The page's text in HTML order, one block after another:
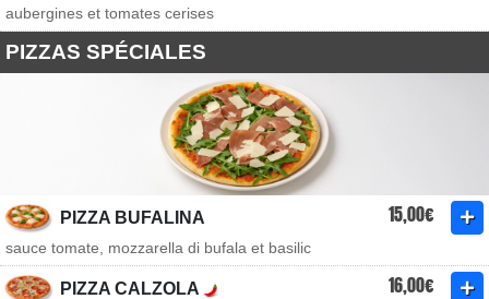
aubergines et tomates cerises
PIZZAS SPÉCIALES
PIZZA BUFALINA 15,00€
sauce tomate, mozzarella di bufala et basilic
PIZZA CALZOLA 16,00€